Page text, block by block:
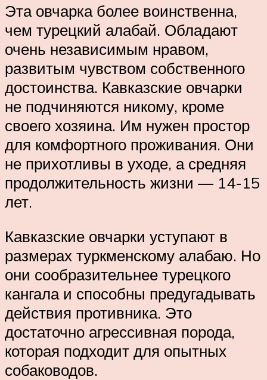
Эта овчарка более воинственна,
чем турецкий алабай. Обладают
очень независимым нравом,
развитым чувством собственного
достоинства. Кавказские овчарки
не подчиняются никому, кроме
своего хозяина. Им нужен простор
для комфортного проживания. Они
не прихотливы в уходе, а средняя
продолжительность жизни — 14-15
лет.
Кавказские овчарки уступают в
размерах туркменскому алабаю. Но
они сообразительнее турецкого
кангала и способны предугадывать
действия противника. Это
достаточно агрессивная порода,
которая подходит для опытных
собаководов.